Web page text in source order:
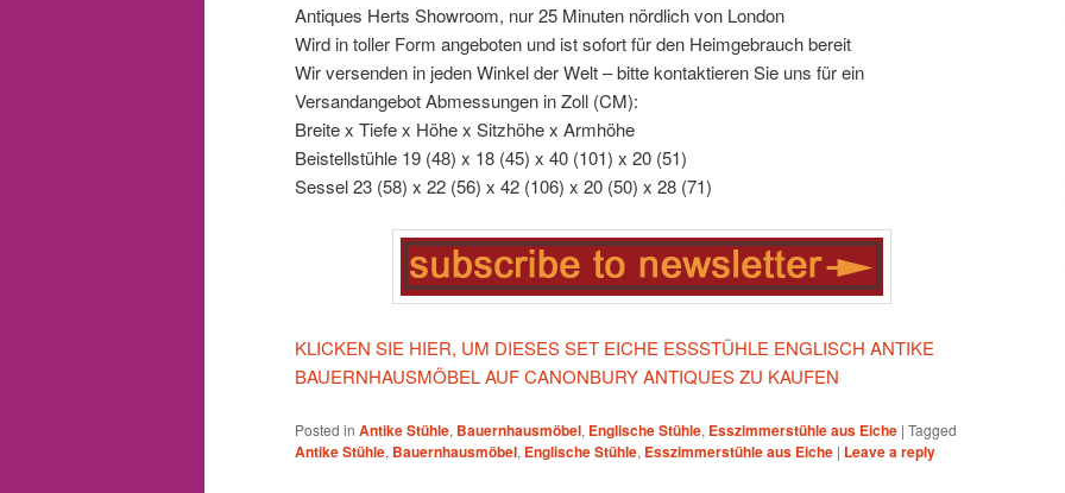
Antiques Herts Showroom, nur 25 Minuten nördlich von London
Wird in toller Form angeboten und ist sofort für den Heimgebrauch bereit
Wir versenden in jeden Winkel der Welt – bitte kontaktieren Sie uns für ein
Versandangebot Abmessungen in Zoll (CM):
Breite x Tiefe x Höhe x Sitzhöhe x Armhöhe
Beistellstühle 19 (48) x 18 (45) x 40 (101) x 20 (51)
Sessel 23 (58) x 22 (56) x 42 (106) x 20 (50) x 28 (71)
KLICKEN SIE HIER, UM DIESES SET EICHE ESSSTÜHLE ENGLISCH ANTIKE
BAUERNHAUSMÖBEL AUF CANONBURY ANTIQUES ZU KAUFEN
Posted in Antike Stühle, Bauernhausmöbel, Englische Stühle, Esszimmerstühle aus Eiche | Tagged
Antike Stühle, Bauernhausmöbel, Englische Stühle, Esszimmerstühle aus Eiche | Leave a reply